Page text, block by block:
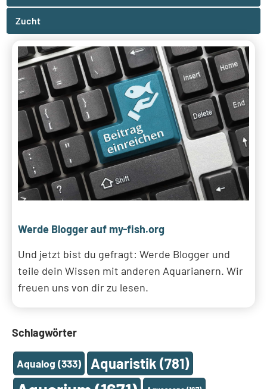
Zucht
Werde Blogger auf my-fish.org
Und jetzt bist du gefragt: Werde Blogger und
teile dein Wissen mit anderen Aquarianern. Wir
freuen uns von dir zu lesen.
Schlagwörter
Aqualog (333) Aquaristik (781)